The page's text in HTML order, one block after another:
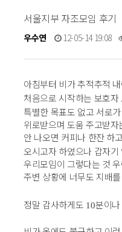
서울지부 자조모임 후기
우수연 12-05-14 19:08
아침부터 비가 추적추적
처음으로 시작하는 보호
특별한 목표도 없고 서로
위로받으며 도움 주고받
안 나오면 커피나 한잔 하
오시고자 하였으나 갑자
우리모임이 그렇다는 것
주변 상황에 너무도 지배
정말 감사하게도 10분이